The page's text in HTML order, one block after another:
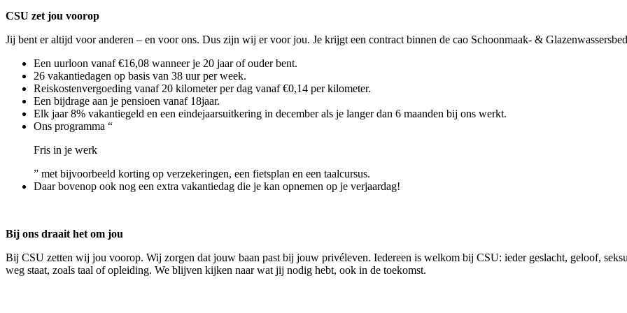
CSU zet jou voorop
Jij bent er altijd voor anderen – en voor ons. Dus zijn wij er voor jou. Je krijgt een contract binnen de cao Schoonmaak- &
Een uurloon vanaf €16,08 wanneer je 20 jaar of ouder bent.
26 vakantiedagen op basis van 38 uur per week.
Reiskostenvergoeding vanaf 20 kilometer per dag vanaf €0,14 per kilometer.
Een bijdrage aan je pensioen vanaf 18jaar.
Elk jaar 8% vakantiegeld en een eindejaarsuitkering in december als je langer dan 6 maanden bij ons werkt.
Ons programma “
Fris in je werk
” met bijvoorbeeld korting op verzekeringen, een fietsplan en een taalcursus.
Daar bovenop ook nog een extra vakantiedag die je kan opnemen op je verjaardag!
Bij ons draait het om jou
Bij CSU zetten wij jou voorop. Wij zorgen dat jouw baan past bij jouw privéleven. Iedereen is welkom bij CSU: ieder geslacht, geloof,
weg staat, zoals taal of opleiding. We blijven kijken naar wat jij nodig hebt, ook in de toekomst.